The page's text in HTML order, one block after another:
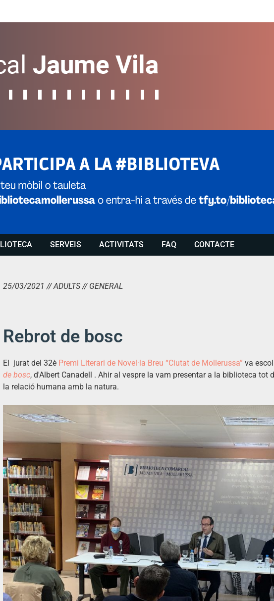
SERVEIS ACTIVITATS FAQ CONTACTE
25/03/2021 // ADULTS // GENERAL
Rebrot de bosc
El jurat del 32è Premi Literari de Novel·la Breu “Ciutat de Mollerussa” va
de bosc, d'Albert Canadell . Ahir al vespre la vam presentar a la biblioteca tot
la relació humana amb la natura.